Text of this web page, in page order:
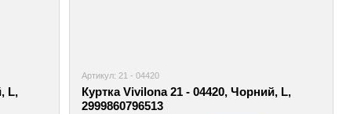
L,
Артикул: 21 - 04420
Куртка Vivilona 21 - 04420, Чорний, L,
2999860796513